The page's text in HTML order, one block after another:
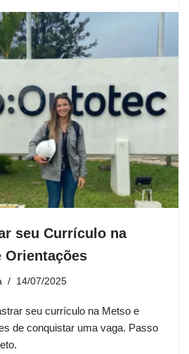
seu Currículo na
Orientações
14/07/2025
seu currículo na Metso e
de conquistar uma vaga. Passo